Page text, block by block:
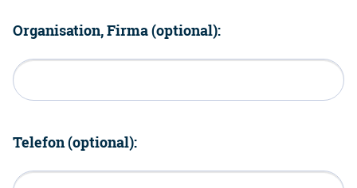
Organisation, Firma (optional):
Telefon (optional):